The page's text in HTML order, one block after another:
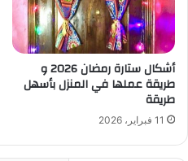
أشكال ستارة رمضان 2026 و
طريقة عملها في المنزل بأسهل
طريقة
11 فبراير، 2026